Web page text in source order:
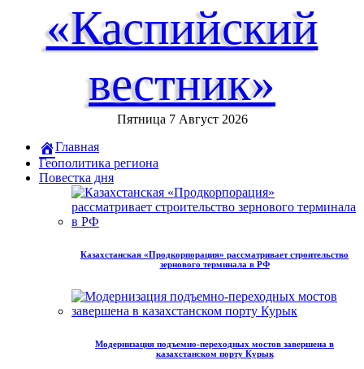
«Каспийский
вестник»
Пятница 7 Август 2026
Главная
Геополитика региона
Повестка дня
Казахстанская «Продкорпорация» рассматривает строительство
зернового терминала в РФ
Модернизация подъемно-переходных мостов завершена в
казахстанском порту Курык